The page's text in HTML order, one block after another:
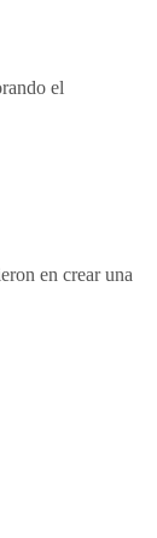
el
en crear una